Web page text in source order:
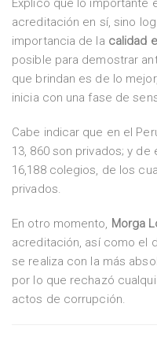
Explicó que lo importante
acreditación en sí, sino
importancia de la calidad
posible para demostrar
que brindan es de lo
inicia con una fase de
Cabe indicar que en el
13, 860 son privados; y de
16,188 colegios, de los
privados.
En otro momento, Morga
acreditación, así como el
se realiza con la más
por lo que rechazó
actos de corrupción.